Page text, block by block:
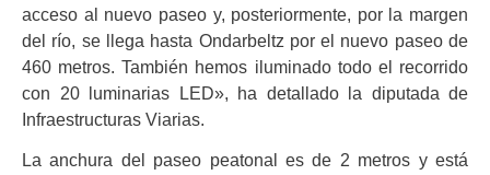
acceso al nuevo paseo y, posteriormente, por la margen
del río, se llega hasta Ondarbeltz por el nuevo paseo de
460 metros. También hemos iluminado todo el recorrido
con 20 luminarias LED», ha detallado la diputada de
Infraestructuras Viarias.
La anchura del paseo peatonal es de 2 metros y está